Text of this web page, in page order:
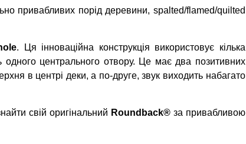
привабливих порід деревини, spalted/flamed/quilted
. Ця інноваційна конструкція використовує кілька
одного центрального отвору. Це має два позитивних
в центрі деки, а по-друге, звук виходить набагато
свій оригінальний Roundback®за привабливою